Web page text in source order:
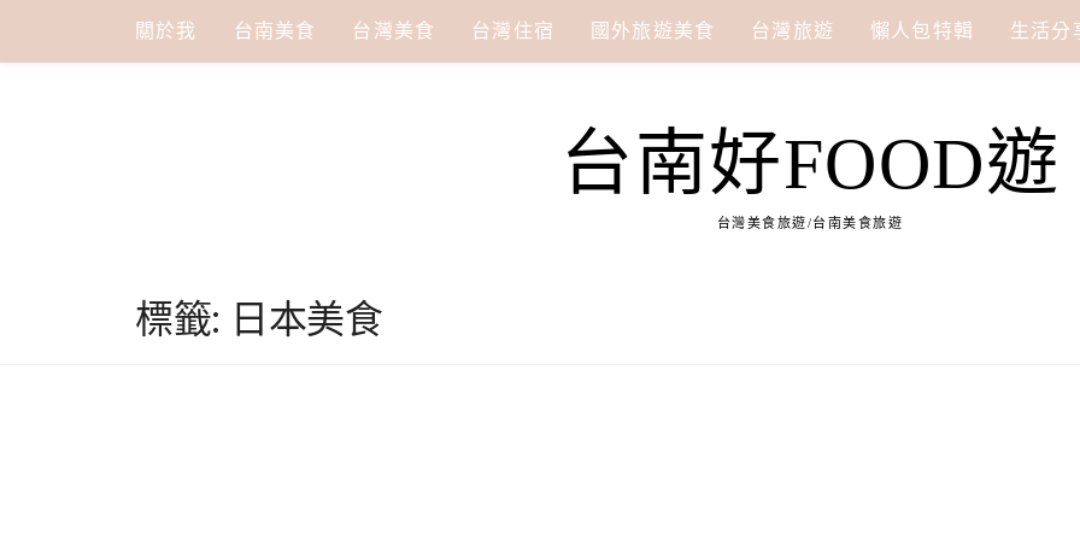
關於我 台南美食 台灣美食 台灣住宿 國外旅遊美食 台灣旅遊 懶人包特輯 生活分
台南好FOOD遊
台灣美食旅遊/台南美食旅遊
標籤: 日本美食